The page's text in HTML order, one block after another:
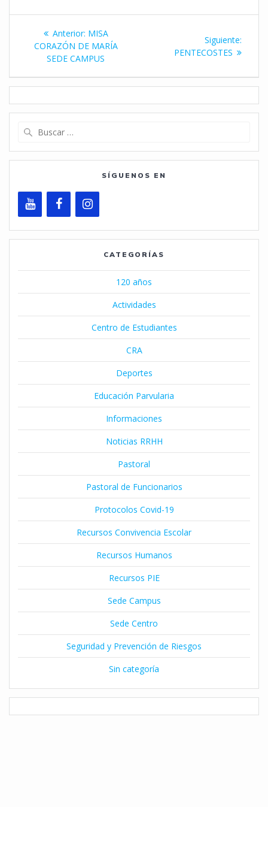
Navegación
entradas
Anterior: Entrada
anterior:
MISA
CORAZÓN DE MARÍA
SEDE CAMPUS
Siguiente:
PENTECOSTES
SÍGUENOS EN
CATEGORÍAS
120 años
Actividades
Centro de Estudiantes
CRA
Deportes
Educación Parvularia
Informaciones
Noticias RRHH
Pastoral
Pastoral de Funcionarios
Protocolos Covid-19
Recursos Convivencia Escolar
Recursos Humanos
Recursos PIE
Sede Campus
Sede Centro
Seguridad y Prevención de Riesgos
Sin categoría